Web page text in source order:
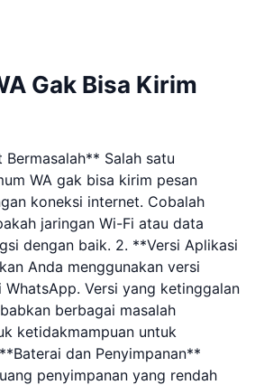
Gak Bisa Kirim
Bermasalah** Salah satu
WA gak bisa kirim pesan
koneksi internet. Cobalah
jaringan Wi-Fi atau data
dengan baik. 2. **Versi Aplikasi
Anda menggunakan versi
Versi yang ketinggalan
berbagai masalah
ketidakmampuan untuk
dan Penyimpanan**
penyimpanan yang rendah